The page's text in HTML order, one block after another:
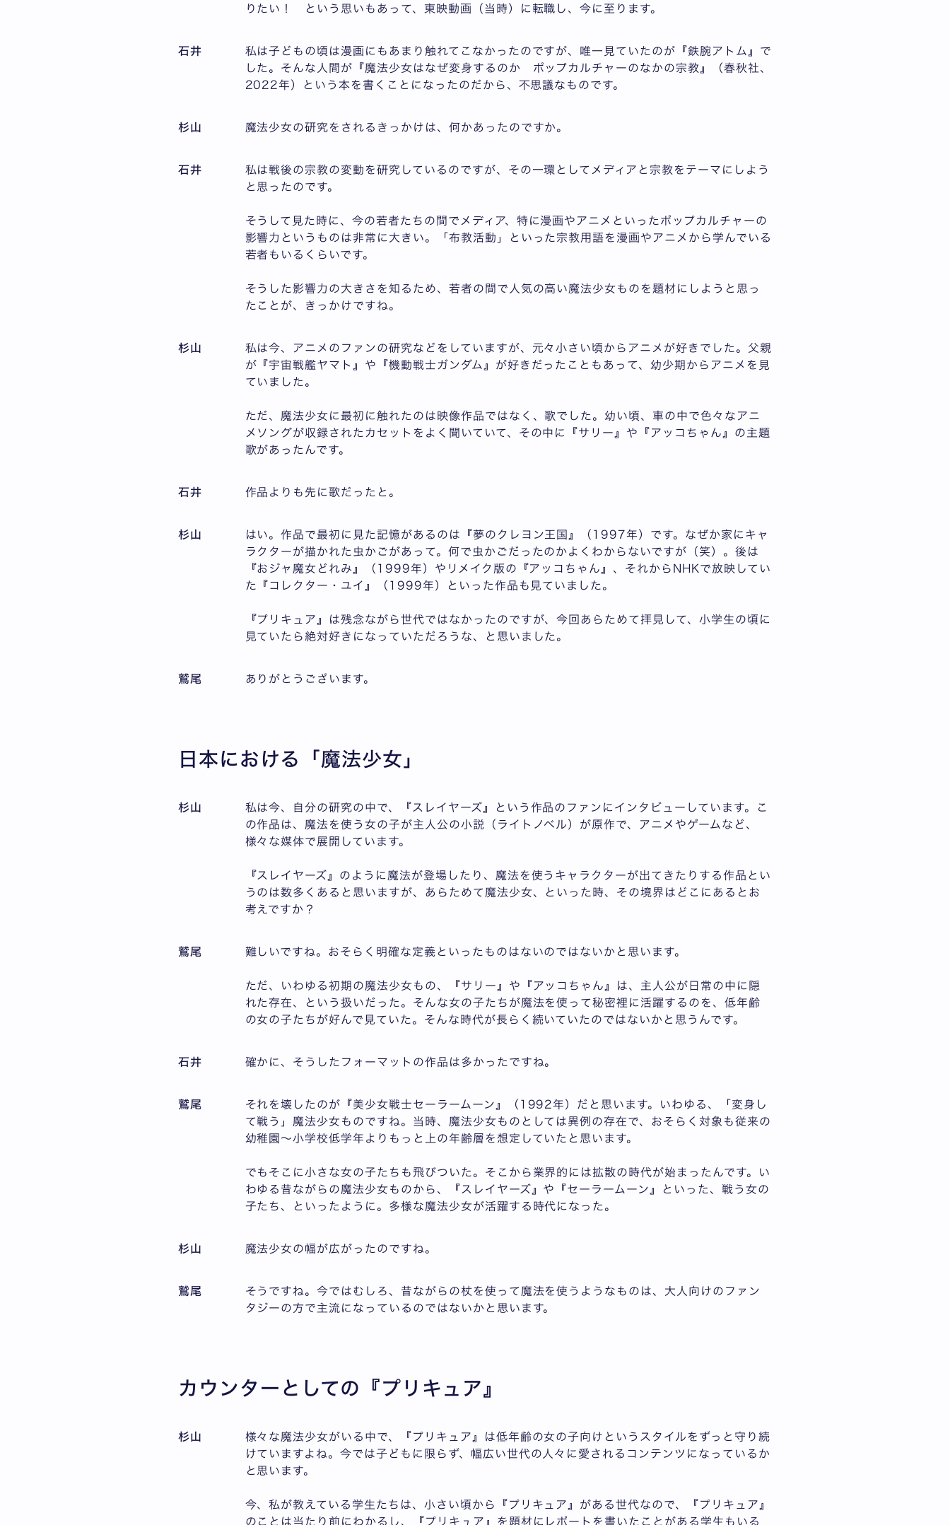
りたい！ という思いもあって、東映動画（当時）に転職し、今に至ります。
石井
私は子どもの頃は漫画にもあまり触れてこなかったのですが、唯一見ていたのが『鉄腕アトム』で
した。そんな人間が『魔法少女はなぜ変身するのか ポップカルチャーのなかの宗教』（春秋社、
2022年）という本を書くことになったのだから、不思議なものです。
杉山 魔法少女の研究をされるきっかけは、何かあったのですか。
石井
私は戦後の宗教の変動を研究しているのですが、その一環としてメディアと宗教をテーマにしよう
と思ったのです。
そうして見た時に、今の若者たちの間でメディア、特に漫画やアニメといったポップカルチャーの
影響力というものは非常に大きい。「布教活動」といった宗教用語を漫画やアニメから学んでいる
若者もいるくらいです。
そうした影響力の大きさを知るため、若者の間で人気の高い魔法少女ものを題材にしようと思っ
たことが、きっかけですね。
杉山
私は今、アニメのファンの研究などをしていますが、元々小さい頃からアニメが好きでした。父親
が『宇宙戦艦ヤマト』や『機動戦士ガンダム』が好きだったこともあって、幼少期からアニメを見
ていました。
ただ、魔法少女に最初に触れたのは映像作品ではなく、歌でした。幼い頃、車の中で色々なアニ
メソングが収録されたカセットをよく聞いていて、その中に『サリー』や『アッコちゃん』の主題
歌があったんです。
石井 作品よりも先に歌だったと。
杉山
はい。作品で最初に見た記憶があるのは『夢のクレヨン王国』（1997年）です。なぜか家にキャ
ラクターが描かれた虫かごがあって。何で虫かごだったのかよくわからないですが（笑）。後は
『おジャ魔女どれみ』（1999年）やリメイク版の『アッコちゃん』、それからNHKで放映してい
た『コレクター・ユイ』（1999年）といった作品も見ていました。
『プリキュア』は残念ながら世代ではなかったのですが、今回あらためて拝見して、小学生の頃に
見ていたら絶対好きになっていただろうな、と思いました。
鷲尾 ありがとうございます。
日本における「魔法少女」
杉山
私は今、自分の研究の中で、『スレイヤーズ』という作品のファンにインタビューしています。こ
の作品は、魔法を使う女の子が主人公の小説（ライトノベル）が原作で、アニメやゲームなど、
様々な媒体で展開しています。
『スレイヤーズ』のように魔法が登場したり、魔法を使うキャラクターが出てきたりする作品とい
うのは数多くあると思いますが、あらためて魔法少女、といった時、その境界はどこにあるとお
考えですか？
鷲尾 難しいですね。おそらく明確な定義といったものはないのではないかと思います。
ただ、いわゆる初期の魔法少女もの、『サリー』や『アッコちゃん』は、主人公が日常の中に隠
れた存在、という扱いだった。そんな女の子たちが魔法を使って秘密裡に活躍するのを、低年齢
の女の子たちが好んで見ていた。そんな時代が長らく続いていたのではないかと思うんです。
石井 確かに、そうしたフォーマットの作品は多かったですね。
鷲尾
それを壊したのが『美少女戦士セーラームーン』（1992年）だと思います。いわゆる、「変身し
て戦う」魔法少女ものですね。当時、魔法少女ものとしては異例の存在で、おそらく対象も従来の
幼稚園～小学校低学年よりもっと上の年齢層を想定していたと思います。
でもそこに小さな女の子たちも飛びついた。そこから業界的には拡散の時代が始まったんです。い
わゆる昔ながらの魔法少女ものから、『スレイヤーズ』や『セーラームーン』といった、戦う女の
子たち、といったように。多様な魔法少女が活躍する時代になった。
杉山 魔法少女の幅が広がったのですね。
鷲尾
そうですね。今ではむしろ、昔ながらの杖を使って魔法を使うようなものは、大人向けのファン
タジーの方で主流になっているのではないかと思います。
カウンターとしての『プリキュア』
杉山
様々な魔法少女がいる中で、『プリキュア』は低年齢の女の子向けというスタイルをずっと守り続
けていますよね。今では子どもに限らず、幅広い世代の人々に愛されるコンテンツになっているか
と思います。
今、私が教えている学生たちは、小さい頃から『プリキュア』がある世代なので、『プリキュア』
のことは当たり前にわかるし、『プリキュア』を題材にレポートを書いたことがある学生もいる